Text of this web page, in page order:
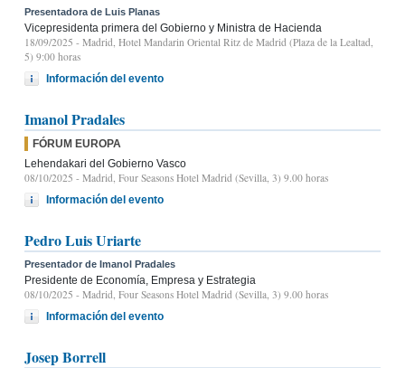
Presentadora de Luis Planas
Vicepresidenta primera del Gobierno y Ministra de Hacienda
18/09/2025 - Madrid, Hotel Mandarin Oriental Ritz de Madrid (Plaza de la Lealtad,
5) 9:00 horas
Información del evento
Imanol Pradales
FÓRUM EUROPA
Lehendakari del Gobierno Vasco
08/10/2025 - Madrid, Four Seasons Hotel Madrid (Sevilla, 3) 9.00 horas
Información del evento
Pedro Luis Uriarte
Presentador de Imanol Pradales
Presidente de Economía, Empresa y Estrategia
08/10/2025 - Madrid, Four Seasons Hotel Madrid (Sevilla, 3) 9.00 horas
Información del evento
Josep Borrell